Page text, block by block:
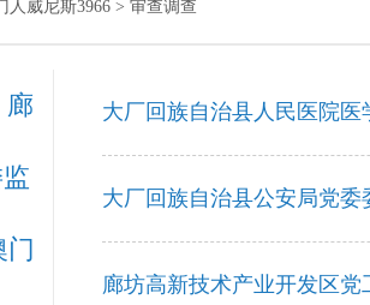
人威尼斯3966 > 审查调查
廊
门
大厂回族自治县人民医院
大厂回族自治县公安局党
廊坊高新技术产业开发区